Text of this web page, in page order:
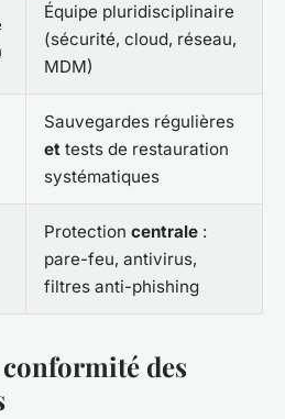
Équipe pluridisciplinaire
(sécurité, cloud, réseau,
MDM)
Sauvegardes régulières
et tests de restauration
systématiques
Protection centrale :
pare-feu, antivirus,
filtres anti-phishing
des